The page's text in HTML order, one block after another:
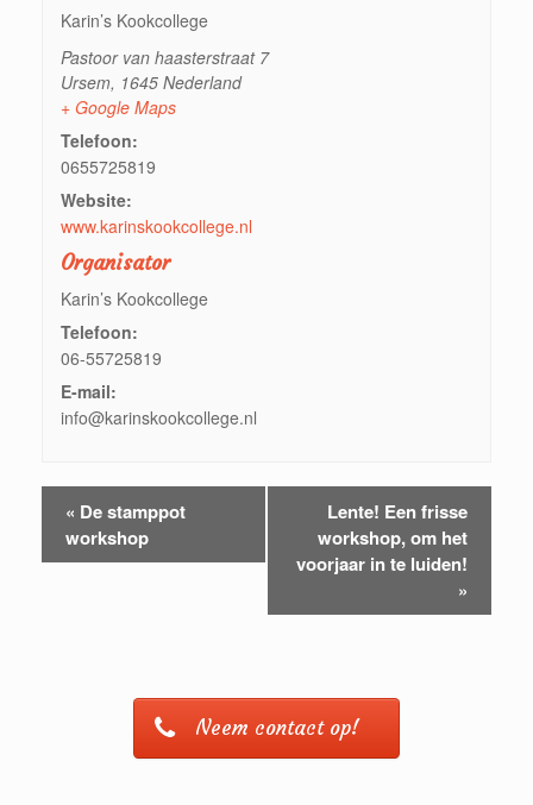
Karin’s Kookcollege
Pastoor van haasterstraat 7
Ursem, 1645 Nederland
+ Google Maps
Telefoon:
0655725819
Website:
www.karinskookcollege.nl
Organisator
Karin’s Kookcollege
Telefoon:
06-55725819
E-mail:
info@karinskookcollege.nl
e
« De stamppot
workshop
Lente! Een frisse
workshop, om het
voorjaar in te luiden!
»
Neem contact op!